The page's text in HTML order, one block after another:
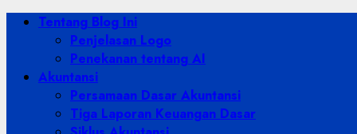
Skip
PrimaryTentang Blog Ini
Penjelasan Logo
Penekanan tentang AI
Akuntansi
Persamaan Dasar Akuntansi
Tiga Laporan Keuangan Dasar